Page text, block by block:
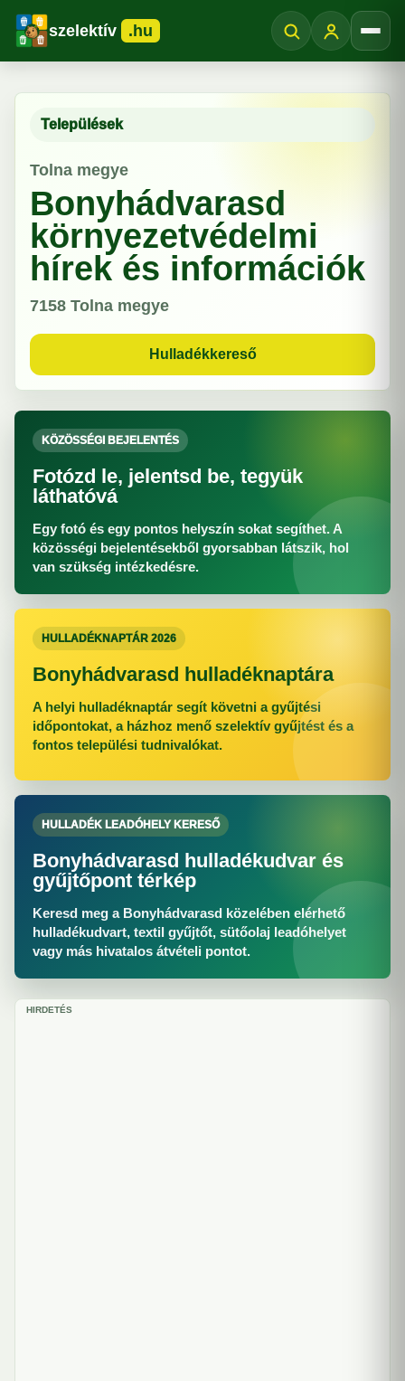
szelektív .hu
Települések
Tolna megye
Bonyhádvarasd
környezetvédelmi
hírek és információk
7158 Tolna megye
Hulladékkereső
KÖZÖSSÉGI BEJELENTÉS
Fotózd le, jelentsd be, tegyük
láthatóvá
Egy fotó és egy pontos helyszín sokat segíthet. A
közösségi bejelentésekből gyorsabban látszik, hol
van szükség intézkedésre.
HULLADÉKNAPTÁR 2026
Bonyhádvarasd hulladéknaptára
A helyi hulladéknaptár segít követni a gyűjtési
időpontokat, a házhoz menő szelektív gyűjtést és a
fontos települési tudnivalókat.
HULLADÉK LEADÓHELY KERESŐ
Bonyhádvarasd hulladékudvar és
gyűjtőpont térkép
Keresd meg a Bonyhádvarasd közelében elérhető
hulladékudvart, textil gyűjtőt, sütőolaj leadóhelyet
vagy más hivatalos átvételi pontot.
HIRDETÉS